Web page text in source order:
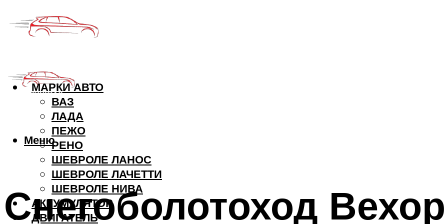
МАРКИ АВТО
ВАЗ
ЛАДА
ПЕЖО
РЕНО
ШЕВРОЛЕ ЛАНОС
ШЕВРОЛЕ ЛАЧЕТТИ
ШЕВРОЛЕ НИВА
АККУМУЛЯТОР
ДВИГАТЕЛЬ
Меню
Снегоболотоход